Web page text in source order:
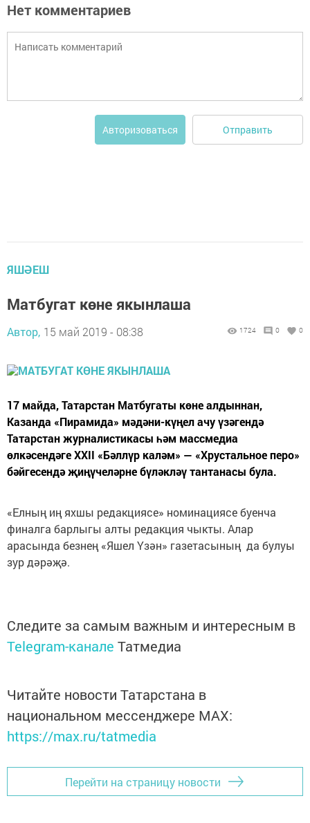
Нет комментариев
Авторизоваться Отправить
ЯШӘЕШ
Матбугат көне якынлаша
Автор, 15 май 2019 - 08:38 1724 0 0
17 майда, Татарстан Матбугаты көне алдыннан,
Казанда «Пирамида» мәдәни-күңел ачу үзәгендә
Татарстан журналистикасы һәм массмедиа
өлкәсендәге XXII «Бәллүр каләм» — «Хрус­тальное перо»
бәйгесендә җиңүчеләрне бүләкләү тантанасы була.
«Елның иң яхшы редакциясе» номинациясе буенча
финалга барлыгы алты редакция чыкты. Алар
арасында безнең «Яшел Үзән» газетасының да булуы
зур дәрәҗә.
Следите за самым важным и интересным в
Telegram-канале Татмедиа
Читайте новости Татарстана в
национальном мессенджере MАХ:
https://max.ru/tatmedia
Перейти на страницу новости